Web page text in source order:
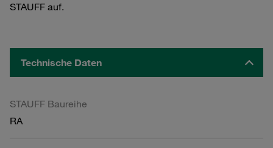
STAUFF auf.
Technische Daten
STAUFF Baureihe
RA